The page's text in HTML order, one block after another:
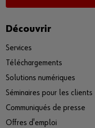
Découvrir
Services
Téléchargements
Solutions numériques
Séminaires pour les clients
Communiqués de presse
Offres d'emploi